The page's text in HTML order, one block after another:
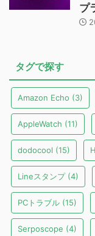
プ
タグで探す
Amazon Echo (3)
AppleWatch (11)
dodocool (15)
Lineスタンプ(4)
PCトラブル (15)
Serposcope (4)